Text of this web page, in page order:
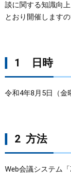
談に関する知識向
とおり開催します
1 日時
令和4年8月5日（金
2 方法
Web会議システム「